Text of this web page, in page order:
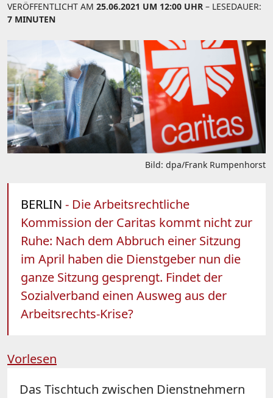
VERÖFFENTLICHT AM 25.06.2021 UM 12:00 UHR – LESEDAUER:
7 MINUTEN
Bild: dpa/Frank Rumpenhorst
BERLIN - Die Arbeitsrechtliche
Kommission der Caritas kommt nicht zur
Ruhe: Nach dem Abbruch einer Sitzung
im April haben die Dienstgeber nun die
ganze Sitzung gesprengt. Findet der
Sozialverband einen Ausweg aus der
Arbeitsrechts-Krise?
Vorlesen
Das Tischtuch zwischen Dienstnehmern